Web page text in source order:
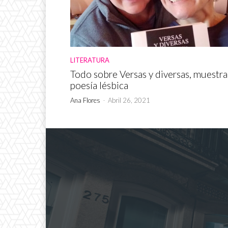
LITERATURA
Todo sobre Versas y diversas,
poesía lésbica
Ana Flores - Abril 26, 2021